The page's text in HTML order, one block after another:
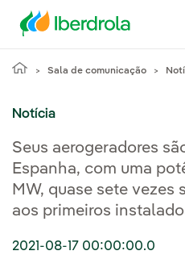
Sala de comunicação
Notícia
Seus aerogeradores
Espanha, com uma
MW, quase sete vezes
aos primeiros
2021-08-17 00:00:00.0